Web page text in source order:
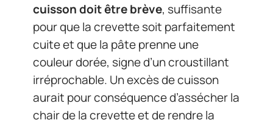
cuisson doit être brève, suffisante
pour que la crevette soit parfaitement
cuite et que la pâte prenne une
couleur dorée, signe d’un croustillant
irréprochable. Un excès de cuisson
aurait pour conséquence d’assécher la
chair de la crevette et de rendre la